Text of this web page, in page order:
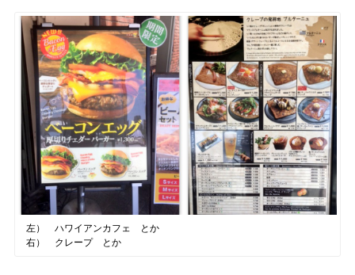
左） ハワイアンカフェ とか
右） クレープ とか